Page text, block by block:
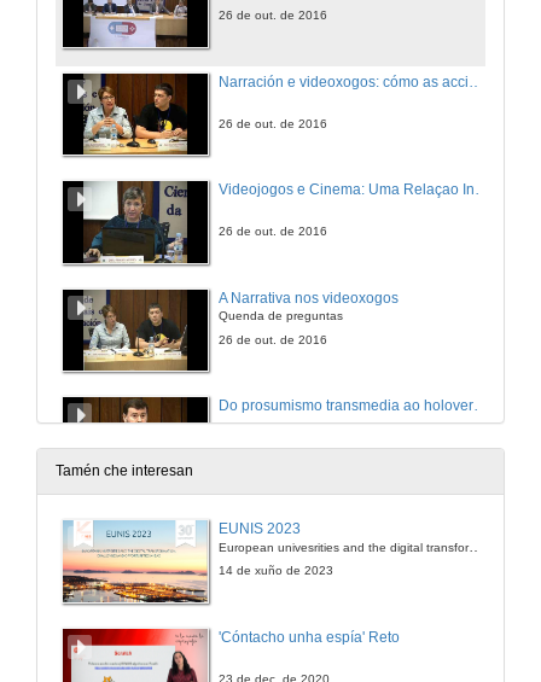
26 de out. de 2016
26 de out. de 2016
Videojogos e Cinema: Uma Relaçao Incestuosa?
26 de out. de 2016
A Narrativa nos videoxogos
Quenda de preguntas
26 de out. de 2016
Do prosumismo transmedia ao holoverso neoreal
26 de out. de 2016
26 de out. de 2016
Conferencia y coloquio
Tamén che interesan
EUNIS 2023
European univesrities and the digital transformation: challenges and opportunities ahead
14 de xuño de 2023
'Cóntacho unha espía' Reto
23 de dec. de 2020